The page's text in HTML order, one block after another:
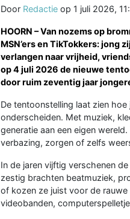
Door Redactie op 1 juli 2026,
HOORN – Van nozems op
MSN’ers en TikTokkers: jong
verlangen naar vrijheid,
op 4 juli 2026 de nieuwe
door ruim zeventig jaar
De tentoonstelling laat zien
onderscheiden. Met muziek,
generatie aan een eigen
verbazing, zorgen of zelfs
In de jaren vijftig verschenen
zestig brachten beatmuziek,
of kozen ze juist voor de
videobanden,